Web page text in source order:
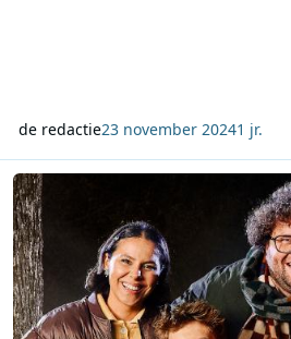
de redactie23 november 20241 jr.
Eva, Manu, Dries en Kawtar leiden De